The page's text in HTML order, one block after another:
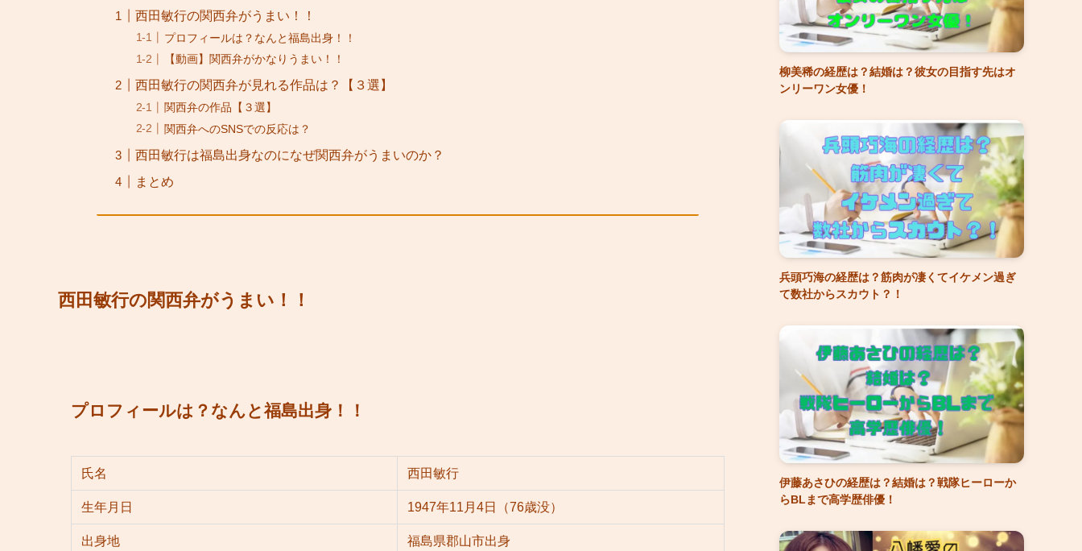
西田敏行の関西弁がうまい！！
プロフィールは？なんと福島出身！！
【動画】関西弁がかなりうまい！！
西田敏行の関西弁が見れる作品は？【３選】
関西弁の作品【３選】
関西弁へのSNSでの反応は？
西田敏行は福島出身なのになぜ関西弁がうまいのか？
まとめ
西田敏行の関西弁がうまい！！
プロフィールは？なんと福島出身！！
氏名 西田敏行
生年月日 1947年11月4日（76歳没）
出身地 福島県郡山市出身
柳美稀の経歴は？結婚は？彼女の目指す先はオ
ンリーワン女優！
兵頭巧海の経歴は？筋肉が凄くてイケメン過ぎ
て数社からスカウト？！
伊藤あさひの経歴は？結婚は？戦隊ヒーローか
らBLまで高学歴俳優！